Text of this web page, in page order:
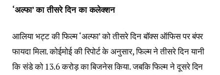
‘अल्फा’ का तीसरे दिन का कलेक्शन
आलिया भट्ट की फिल्म ‘अल्फा’ को तीसरे दिन बॉक्स ऑफिस पर बंपर
फायदा मिला. कोईमोई की रिपोर्ट के अनुसार, फिल्म ने तीसरे दिन यानी
कि संडे को 13.6 करोड़ का बिजनेस किया. जबकि फिल्म ने दूसरे दिन